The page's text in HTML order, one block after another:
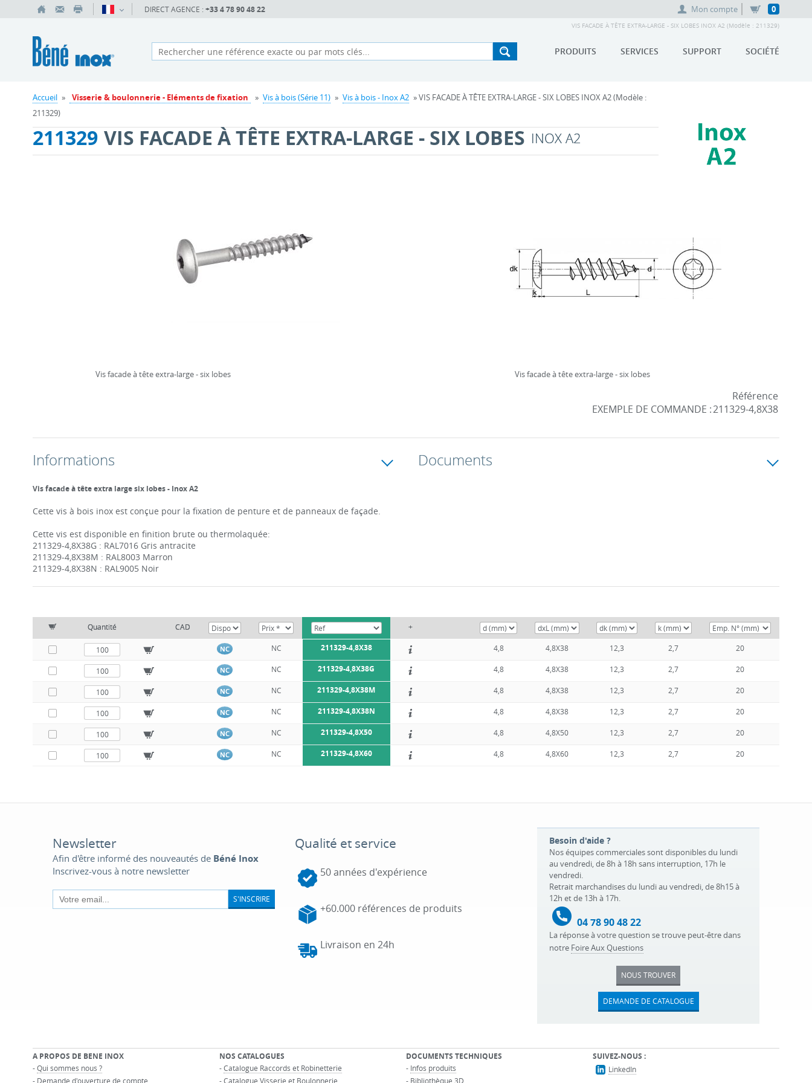
DIRECT AGENCE : +33 4 78 90 48 22 Mon compte 0
VIS FACADE À TÊTE EXTRA-LARGE - SIX LOBES INOX A2 (Modèle : 211329)
PRODUITS SERVICES SUPPORT SOCIÉTÉ
Accueil » Visserie & boulonnerie - Eléments de fixation » Vis à bois (Série 11) » Vis à bois - Inox A2 » VIS FACADE À TÊTE EXTRA-LARGE - SIX LOBES INOX A2 (Modèle :
211329)
211329 VIS FACADE À TÊTE EXTRA-LARGE - SIX LOBES INOX A2
Vis facade à tête extra-large - six lobes Vis facade à tête extra-large - six lobes
EXEMPLE DE COMMANDE :
Référence
211329-4,8X38
Informations
Vis facade à tête extra large six lobes - Inox A2
Cette vis à bois inox est conçue pour la fixation de penture et de panneaux de façade.
Cette vis est disponible en finition brute ou thermolaquée:
211329-4,8X38G : RAL7016 Gris antracite
211329-4,8X38M : RAL8003 Marron
211329-4,8X38N : RAL9005 Noir
Documents
Quantité CAD +
NC NC 211329-4,8X38 4,8 4,8X38 12,3 2,7 20
NC NC 211329-4,8X38G 4,8 4,8X38 12,3 2,7 20
NC NC 211329-4,8X38M 4,8 4,8X38 12,3 2,7 20
NC NC 211329-4,8X38N 4,8 4,8X38 12,3 2,7 20
NC NC 211329-4,8X50 4,8 4,8X50 12,3 2,7 20
NC NC 211329-4,8X60 4,8 4,8X60 12,3 2,7 20
Newsletter
Afin d'être informé des nouveautés de Béné Inox
Inscrivez-vous à notre newsletter
S'INSCRIRE
Qualité et service
50 années d'expérience
+60.000 références de produits
Livraison en 24h
Besoin d'aide ?
Nos équipes commerciales sont disponibles du lundi
au vendredi, de 8h à 18h sans interruption, 17h le
vendredi.
Retrait marchandises du lundi au vendredi, de 8h15 à
12h et de 13h à 17h.
04 78 90 48 22
La réponse à votre question se trouve peut-être dans
notre Foire Aux Questions
NOUS TROUVER
DEMANDE DE CATALOGUE
A PROPOS DE BENE INOX
-Qui sommes nous ?
- Demande d'ouverture de compte
NOS CATALOGUES
-Catalogue Raccords et Robinetterie
-Catalogue Visserie et Boulonnerie
DOCUMENTS TECHNIQUES
- Infos produits
- Bibliothèque 3D
SUIVEZ-NOUS :
LinkedIn